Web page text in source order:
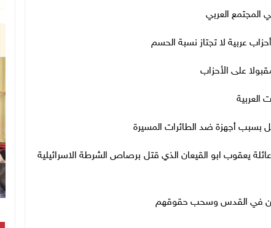
العربي
على الأحزاب
العربية
بسبب أجهزة ضد الطائرات المسيرة
يعقوب ابو القيعان الذي قتل برصاص الشرطة الاسرائيلية
في القدس وسحب حقوقهم